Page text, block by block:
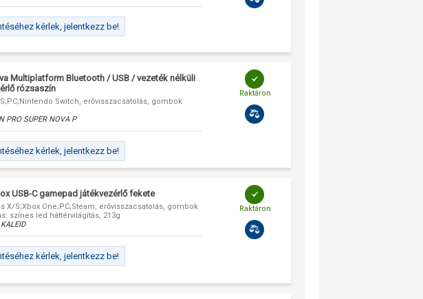
kérlek, jelentkezz be!
Multiplatform Bluetooth / USB / vezeték nélküli
rózsaszín
Switch, erővisszacsatolás, gombok
PRO SUPER NOVA P
kérlek, jelentkezz be!
Raktáron
USB-C gamepad játékvezérlő fekete
X/S;Xbox One;PC;Steam, erővisszacsatolás, gombok
színes led háttérvilágítás, 213g
kérlek, jelentkezz be!
Raktáron